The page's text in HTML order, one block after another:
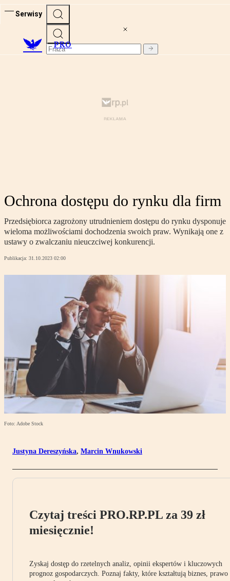
Serwisy
PRO
Ochrona dostępu do rynku dla firm
Przedsiębiorca zagrożony utrudnieniem dostępu do rynku dysponuje
wieloma możliwościami dochodzenia swoich praw. Wynikają one z
ustawy o zwalczaniu nieuczciwej konkurencji.
Publikacja: 31.10.2023 02:00
Foto: Adobe Stock
Justyna Dereszyńska, Marcin Wnukowski
Czytaj treści PRO.RP.PL za 39 zł
miesięcznie!
Zyskaj dostęp do rzetelnych analiz, opinii ekspertów i kluczowych
prognoz gospodarczych. Poznaj fakty, które kształtują biznes, prawo